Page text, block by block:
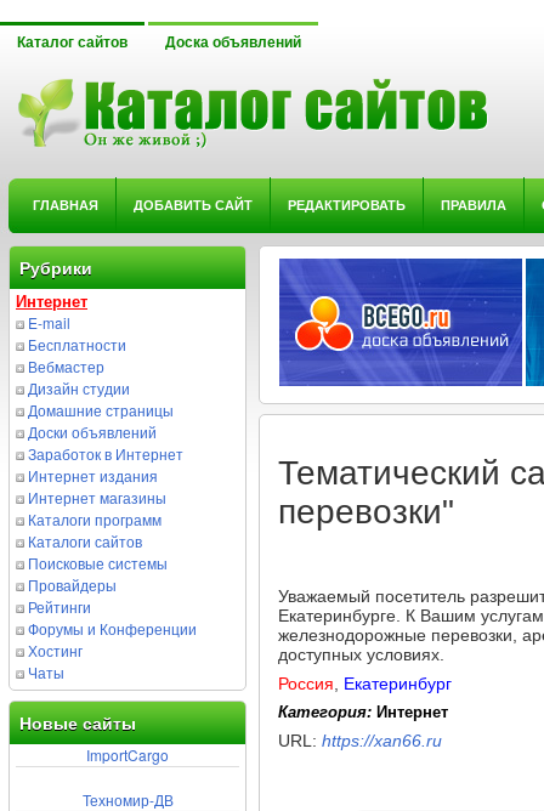
Каталог сайтов Доска объявлений
ГЛАВНАЯ ДОБАВИТЬ САЙТ РЕДАКТИРОВАТЬ ПРАВИЛА
Рубрики
Интернет
E-mail
Бесплатности
Вебмастер
Дизайн студии
Домашние страницы
Доски объявлений
Заработок в Интернет
Интернет издания
Интернет магазины
Каталоги программ
Каталоги сайтов
Поисковые системы
Провайдеры
Рейтинги
Форумы и Конференции
Хостинг
Чаты
Новые сайты
ImportCargo
Техномир-ДВ
Тематический
перевозки"
Уважаемый посетитель
Екатеринбурге. К Вашим
железнодорожные перевозки,
доступных условиях.
Россия
Екатеринбург
Категория: Интернет
URL: https://xan66.ru